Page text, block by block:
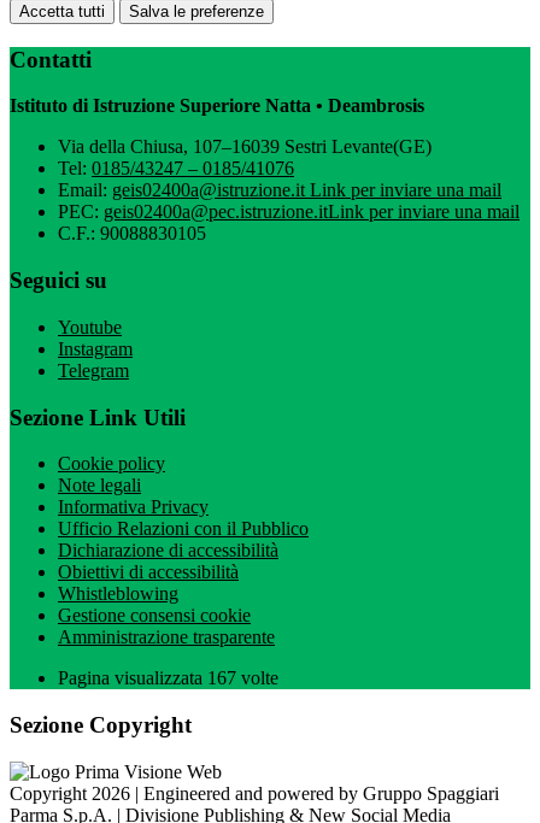
Accetta tutti Salva le preferenze
Contatti
Istituto di Istruzione Superiore Natta • Deambrosis
Via della Chiusa, 107–16039 Sestri Levante(GE)
Tel: 0185/43247 – 0185/41076
Email: geis02400a@istruzione.itLink per inviare una mail
PEC: geis02400a@pec.istruzione.itLink per inviare una mail
C.F.: 90088830105
Seguici su
Youtube
Instagram
Telegram
Sezione Link Utili
Cookie policy
Note legali
Informativa Privacy
Ufficio Relazioni con il Pubblico
Dichiarazione di accessibilità
Obiettivi di accessibilità
Whistleblowing
Gestione consensi cookie
Amministrazione trasparente
Pagina visualizzata 167 volte
Sezione Copyright
Copyright 2026 | Engineered and powered by Gruppo Spaggiari
Parma S.p.A. | Divisione Publishing & New Social Media